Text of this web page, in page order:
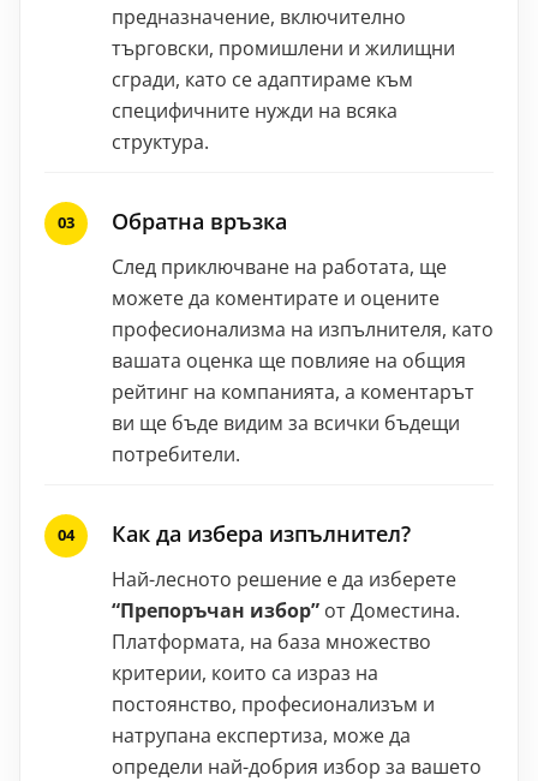
предназначение, включително
търговски, промишлени и жилищни
сгради, като се адаптираме към
специфичните нужди на всяка
структура.
Обратна връзка
След приключване на работата, ще
можете да коментирате и оцените
професионализма на изпълнителя, като
вашата оценка ще повлияе на общия
рейтинг на компанията, а коментарът
ви ще бъде видим за всички бъдещи
потребители.
Как да избера изпълнител?
Най-лесното решение е да изберете
“Препоръчан избор” от Доместина.
Платформата, на база множество
критерии, които са израз на
постоянство, професионализъм и
натрупана експертиза, може да
определи най-добрия избор за вашето